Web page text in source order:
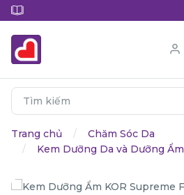
Trang chủ
Chăm Sóc Da
Kem Dưỡng Da và Dưỡng Ẩm